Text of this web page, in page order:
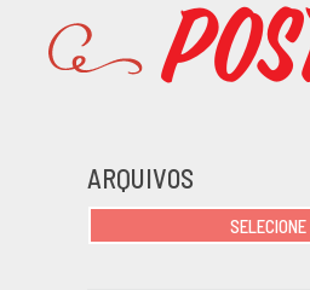
ARQUIVOS
SELECIONE